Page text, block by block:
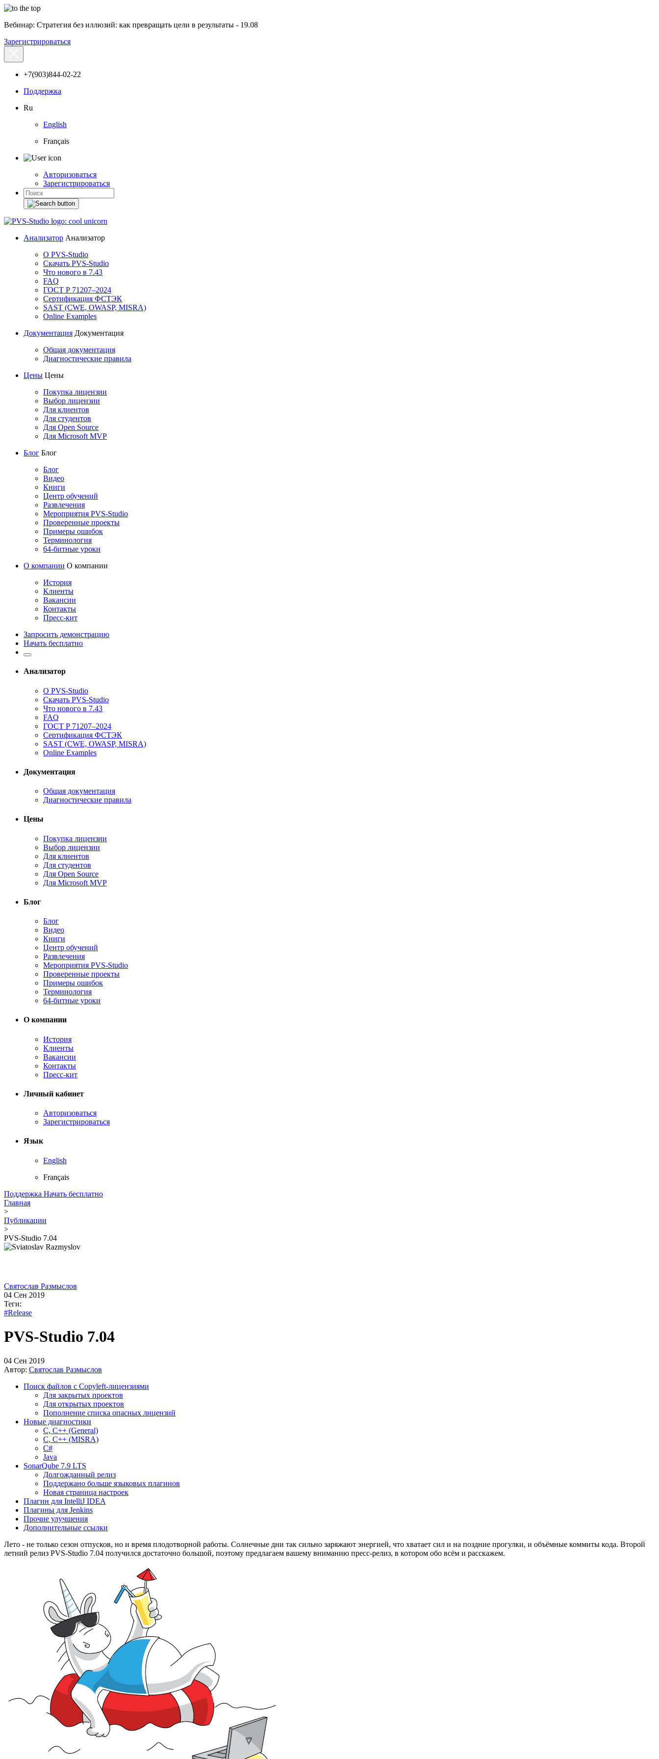
Вебинар: Стратегия без иллюзий: как превращать цели в результаты - 19.08
Зарегистрироваться
+7(903)844-02-22
Поддержка
Ru
English
Français
Авторизоваться
Зарегистрироваться
Анализатор Анализатор
О PVS-Studio
Скачать PVS-Studio
Что нового в 7.43
FAQ
ГОСТ Р 71207–2024
Сертификация ФСТЭК
SAST (CWE, OWASP, MISRA)
Online Examples
Документация Документация
Общая документация
Диагностические правила
Цены Цены
Покупка лицензии
Выбор лицензии
Для клиентов
Для студентов
Для Open Source
Для Microsoft MVP
Блог Блог
Блог
Видео
Книги
Центр обучений
Развлечения
Мероприятия PVS-Studio
Проверенные проекты
Примеры ошибок
Терминология
64-битные уроки
О компании О компании
История
Клиенты
Вакансии
Контакты
Пресс-кит
Запросить демонстрацию
Начать бесплатно
Анализатор
О PVS-Studio
Скачать PVS-Studio
Что нового в 7.43
FAQ
ГОСТ Р 71207–2024
Сертификация ФСТЭК
SAST (CWE, OWASP, MISRA)
Online Examples
Документация
Общая документация
Диагностические правила
Цены
Покупка лицензии
Выбор лицензии
Для клиентов
Для студентов
Для Open Source
Для Microsoft MVP
Блог
Блог
Видео
Книги
Центр обучений
Развлечения
Мероприятия PVS-Studio
Проверенные проекты
Примеры ошибок
Терминология
64-битные уроки
О компании
История
Клиенты
Вакансии
Контакты
Пресс-кит
Личный кабинет
Авторизоваться
Зарегистрироваться
Язык
English
Français
Поддержка Начать бесплатно
Главная
>
Публикации
>
PVS-Studio 7.04
Святослав Размыслов
04 Сен 2019
Теги:
#Release
PVS-Studio 7.04
04 Сен 2019
Автор: Святослав Размыслов
Поиск файлов с Copyleft-лицензиями
Для закрытых проектов
Для открытых проектов
Пополнение списка опасных лицензий
Новые диагностики
C, C++ (General)
C, C++ (MISRA)
C#
Java
SonarQube 7.9 LTS
Долгожданный релиз
Поддержано больше языковых плагинов
Новая страница настроек
Плагин для IntelliJ IDEA
Плагины для Jenkins
Прочие улучшения
Дополнительные ссылки
Лето - не только сезон отпусков, но и время плодотворной работы. Солнечные дни так сильно заряжают энергией, что хватает сил и на поздние прогулки, и объёмные коммиты кода. Второй
летний релиз PVS-Studio 7.04 получился достаточно большой, поэтому предлагаем вашему вниманию пресс-релиз, в котором обо всём и расскажем.